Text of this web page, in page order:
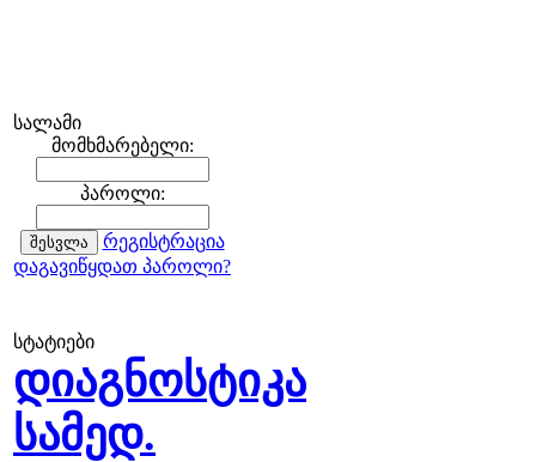
სალამი
მომხმარებელი:
პაროლი:
რეგისტრაცია
დაგავიწყდათ პაროლი?
სტატიები
დიაგნოსტიკა
სამედ.